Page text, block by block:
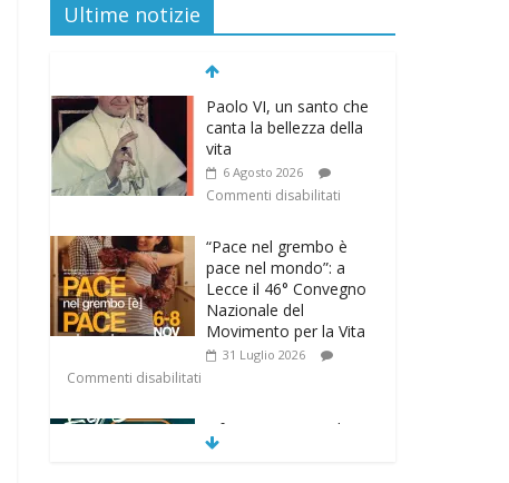
Ultime notizie
Paolo VI, un santo che
canta la bellezza della
vita
6 Agosto 2026
Commenti disabilitati
“Pace nel grembo è
pace nel mondo”: a
Lecce il 46° Convegno
Nazionale del
Movimento per la Vita
31 Luglio 2026
Commenti disabilitati
Life on air: in ascolto
per la vita